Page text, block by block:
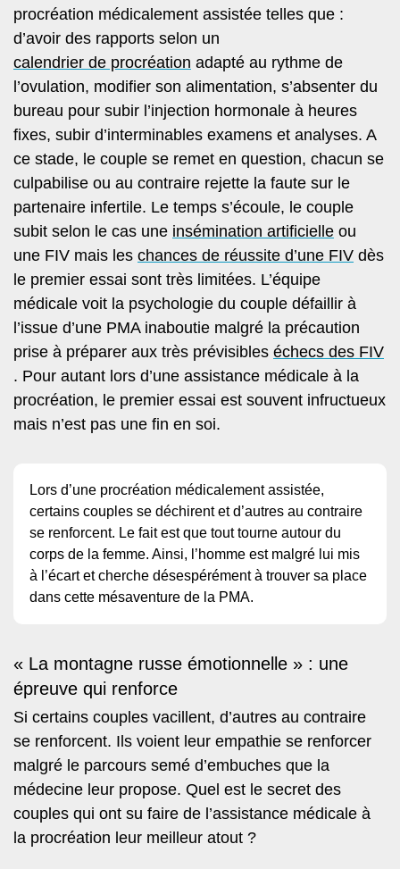
procréation médicalement assistée telles que :
d’avoir des rapports selon un
calendrier de procréation adapté au rythme de
l’ovulation, modifier son alimentation, s’absenter du
bureau pour subir l’injection hormonale à heures
fixes, subir d’interminables examens et analyses. A
ce stade, le couple se remet en question, chacun se
culpabilise ou au contraire rejette la faute sur le
partenaire infertile. Le temps s’écoule, le couple
subit selon le cas une insémination artificielle ou
une FIV mais les chances de réussite d’une FIV dès
le premier essai sont très limitées. L’équipe
médicale voit la psychologie du couple défaillir à
l’issue d’une PMA inaboutie malgré la précaution
prise à préparer aux très prévisibles échecs des FIV
. Pour autant lors d’une assistance médicale à la
procréation, le premier essai est souvent infructueux
mais n’est pas une fin en soi.
Lors d’une procréation médicalement assistée,
certains couples se déchirent et d’autres au contraire
se renforcent. Le fait est que tout tourne autour du
corps de la femme. Ainsi, l’homme est malgré lui mis
à l’écart et cherche désespérément à trouver sa place
dans cette mésaventure de la PMA.
« La montagne russe émotionnelle » : une
épreuve qui renforce
Si certains couples vacillent, d’autres au contraire
se renforcent. Ils voient leur empathie se renforcer
malgré le parcours semé d’embuches que la
médecine leur propose. Quel est le secret des
couples qui ont su faire de l’assistance médicale à
la procréation leur meilleur atout ?